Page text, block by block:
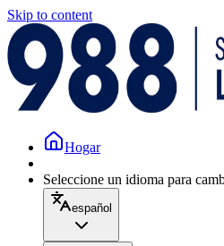
Skip to content
Hogar
Seleccione un idioma para
español